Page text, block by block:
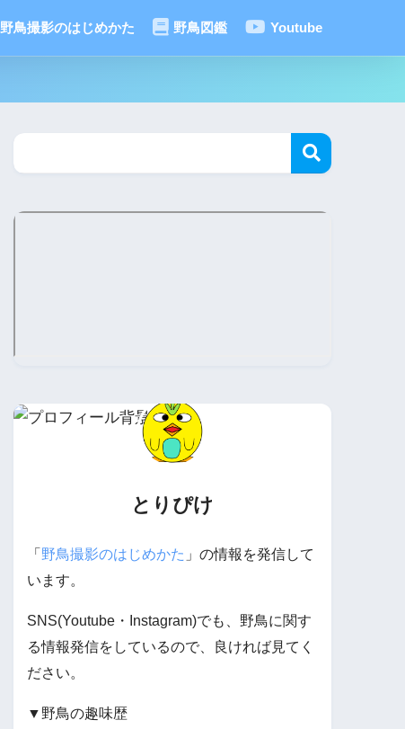
野鳥撮影のはじめかた 野鳥図鑑 Youtube
とりぴけ
「 野鳥撮影のはじめかた 」の情報を発信して
います。
SNS(Youtube・Instagram)でも、野鳥に関す
る情報発信をしているので、良ければ見てく
ださい。
▼野鳥の趣味歴